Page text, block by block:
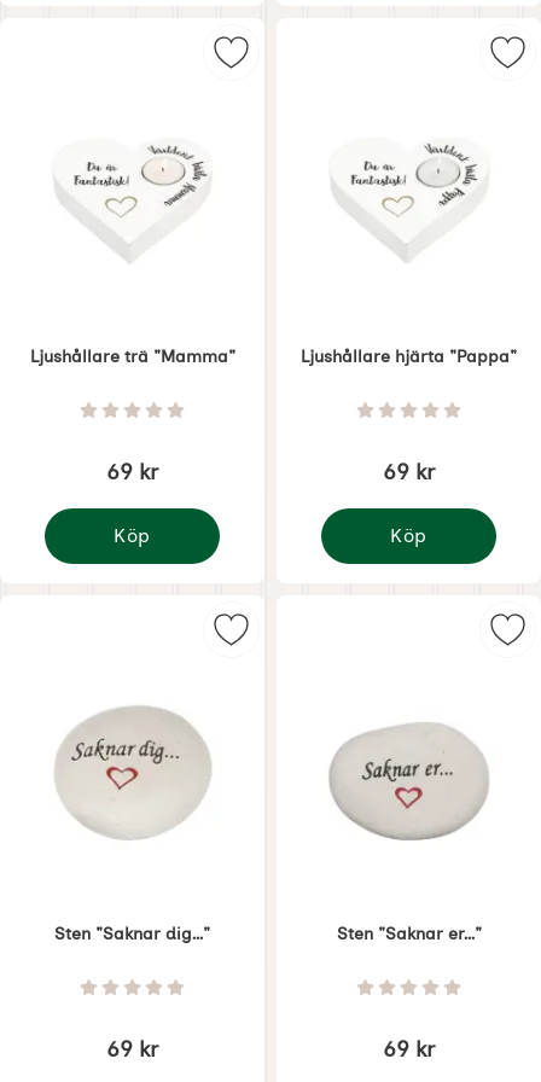
Ljushållare trä "Mamma"
Art. nr 7823 Betyg: 0 Stjärnor av 5
69 kr
Köp
Ljushållare trä "Mamma"
Markera ljushållare trä
Ljushållare hjärta "Pappa"
Art. nr 7822 Betyg: 0 Stjärnor
69 kr
Köp
Ljushållare hjärta
Sten "Saknar dig..."
Art. nr 7820 Betyg: 0 Stjärnor av 5
69 kr
Markera sten "Saknar dig..." som
Sten "Saknar er..."
Art. nr 7821 Betyg: 0 Stjärnor
69 kr